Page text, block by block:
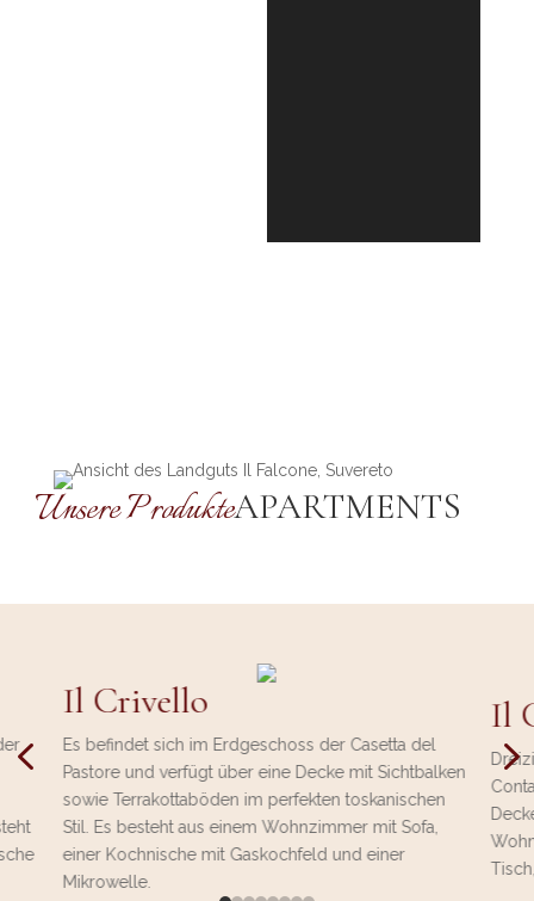
Unsere ProdukteAPARTMENTS
Il Crivello
Es befindet sich im Erdgeschoss der Casetta del
Pastore und verfügt über eine Decke mit Sichtbalken
sowie Terrakottaböden im perfekten toskanischen
Stil. Es besteht aus einem Wohnzimmer mit Sofa,
einer Kochnische mit Gaskochfeld und einer
Mikrowelle.
Il